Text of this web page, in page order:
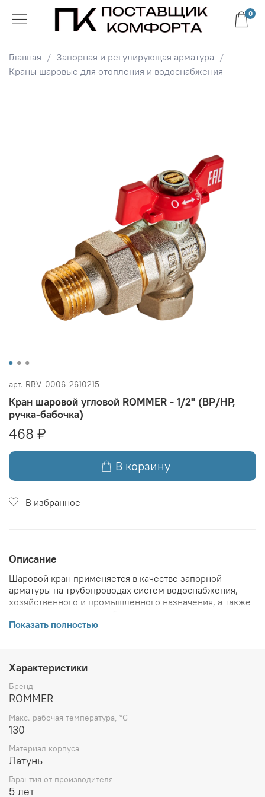
0
Главная
Запорная и регулирующая арматура
Краны шаровые для отопления и водоснабжения
арт. RBV-0006-2610215
Кран шаровой угловой ROMMER - 1/2" (ВР/НР,
ручка-бабочка)
468 ₽
В корзину
В избранное
Описание
Шаровой кран применяется в качестве запорной
арматуры на трубопроводах систем водоснабжения,
хозяйственного и промышленного назначения, а также
жидкости, не агрессивные к материалам крана.
воде до 50%). Использование шарового крана в
качестве регулирующего устройства не допускается.
ОСОБЕННОСТИ УСТРОЙТСВА:
• Материал корпуса крана - латунь марки CW617N
• Материал штока - латунь марки CW617N
• Кольцо EPDM
• Корпус крана с никелевым покрытием
• Корпус шара – хромированный
• Гарантия 5 лет
Показать полностью
Характеристики
Бренд
ROMMER
Макс. рабочая температура, °С
130
Материал корпуса
Латунь
Гарантия от производителя
5 лет